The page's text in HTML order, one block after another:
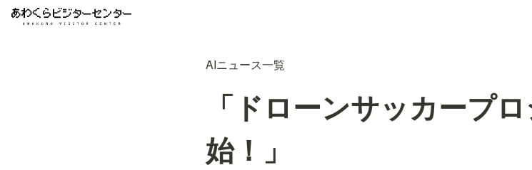
AIニュース一覧
「ドローンサッカープ
始！」